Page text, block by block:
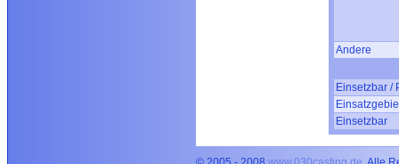
Andere
Einsetzbar /
Einsetzbar